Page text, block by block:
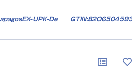
UPK-De GTIN: